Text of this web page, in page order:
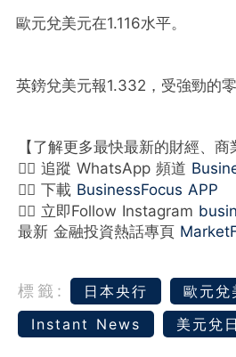
歐元兌美元在1.116水平。
英鎊兌美元報1.332，受強勁的
【了解更多最快最新的財經、商
👉🏻 追蹤 WhatsApp 頻道
👉🏻 下載 BusinessFocus APP
👉🏻 立即Follow Instagram
最新 金融投資熱話專頁
標籤: 日本央行
歐元兌
Instant News
美元兌